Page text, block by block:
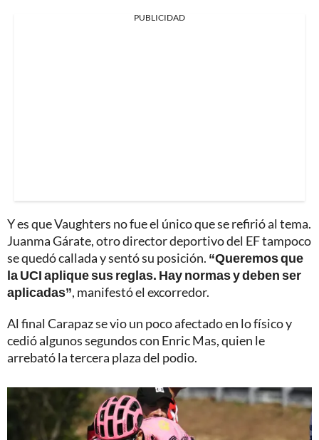
PUBLICIDAD
Y es que Vaughters no fue el único que se refirió al tema.
Juanma Gárate, otro director deportivo del EF tampoco
se quedó callada y sentó su posición. “Queremos que
la UCI aplique sus reglas. Hay normas y deben ser
aplicadas”, manifestó el excorredor.
Al final Carapaz se vio un poco afectado en lo físico y
cedió algunos segundos con Enric Mas, quien le
arrebató la tercera plaza del podio.